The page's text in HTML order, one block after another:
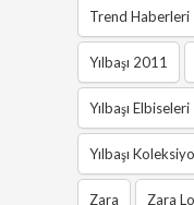
Trend Haberleri
Yılbaşı 2011
Yılbaşı Elbiseleri
Yılbaşı
Zara Zara